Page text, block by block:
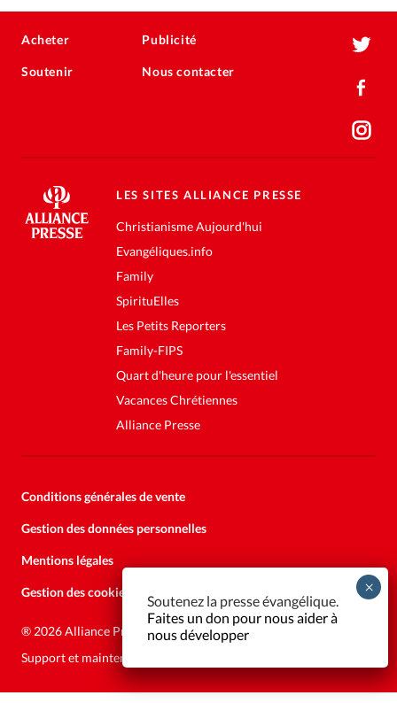
Acheter
Soutenir
Publicité
Nous contacter
LES SITES ALLIANCE PRESSE
Christianisme Aujourd'hui
Evangéliques.info
Family
SpirituElles
Les Petits Reporters
Family-FIPS
Quart d'heure pour l'essentiel
Vacances Chrétiennes
Alliance Presse
Conditions générales de vente
Gestion des données personnelles
Mentions légales
Gestion des cookies
® 2026 Alliance Presse
Support et maintenance:
Soutenez la presse évangélique.
Faites un don pour nous aider à
nous développer